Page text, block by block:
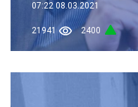
07:22 08.03.2021
21941 2400